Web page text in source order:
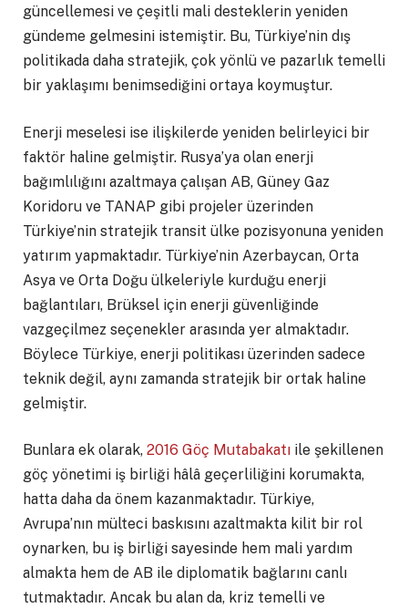
güncellemesi ve çeşitli mali desteklerin yeniden
gündeme gelmesini istemiştir. Bu, Türkiye’nin dış
politikada daha stratejik, çok yönlü ve pazarlık temelli
bir yaklaşımı benimsediğini ortaya koymuştur.
Enerji meselesi ise ilişkilerde yeniden belirleyici bir
faktör haline gelmiştir. Rusya’ya olan enerji
bağımlılığını azaltmaya çalışan AB, Güney Gaz
Koridoru ve TANAP gibi projeler üzerinden
Türkiye’nin stratejik transit ülke pozisyonuna yeniden
yatırım yapmaktadır. Türkiye’nin Azerbaycan, Orta
Asya ve Orta Doğu ülkeleriyle kurduğu enerji
bağlantıları, Brüksel için enerji güvenliğinde
vazgeçilmez seçenekler arasında yer almaktadır.
Böylece Türkiye, enerji politikası üzerinden sadece
teknik değil, aynı zamanda stratejik bir ortak haline
gelmiştir.
Bunlara ek olarak, 2016 Göç Mutabakatı ile şekillenen
göç yönetimi iş birliği hâlâ geçerliliğini korumakta,
hatta daha da önem kazanmaktadır. Türkiye,
Avrupa’nın mülteci baskısını azaltmakta kilit bir rol
oynarken, bu iş birliği sayesinde hem mali yardım
almakta hem de AB ile diplomatik bağlarını canlı
tutmaktadır. Ancak bu alan da, kriz temelli ve